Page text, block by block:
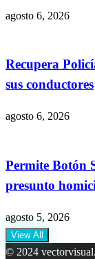
agosto 6, 2026
Recupera
sus conductores
agosto 6, 2026
Permite Botón
presunto
agosto 5, 2026
View All
© 2024